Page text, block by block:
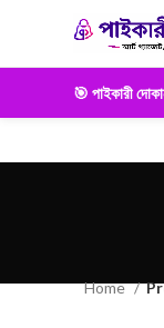
🎯 পাইকারী
Home